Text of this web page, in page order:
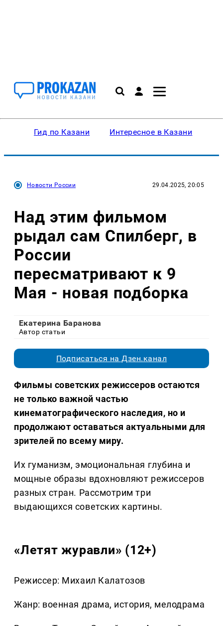
Гид по Казани Интересное в Казани
Новости России 29.04.2025, 20:05
Над этим фильмом
рыдал сам Спилберг, в
России
пересматривают к 9
Мая - новая подборка
Екатерина Баранова
Автор статьи
Подписаться на Дзен.канал
Фильмы советских режиссеров остаются
не только важной частью
кинематографического наследия, но и
продолжают оставаться актуальными для
зрителей по всему миру.
Их гуманизм, эмоциональная глубина и
мощные образы вдохновляют режиссеров
разных стран. Рассмотрим три
выдающихся советских картины.
«Летят журавли» (12+)
Режиссер: Михаил Калатозов
Жанр: военная драма, история, мелодрама